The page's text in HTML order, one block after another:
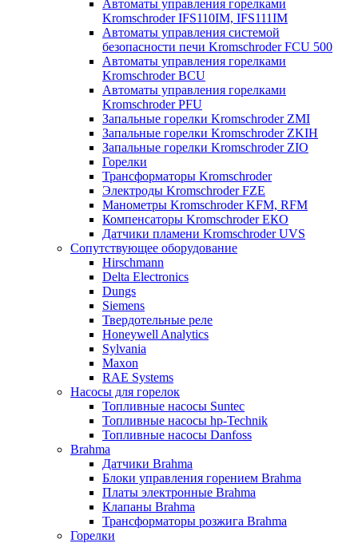
Автоматы управления горелками
Kromschroder IFS110IM, IFS111IM
Автоматы управления системой
безопасности печи Kromschroder FCU 500
Автоматы управления горелками
Kromschroder BCU
Автоматы управления горелками
Kromschroder PFU
Запальные горелки Kromschroder ZМI
Запальные горелки Kromschroder ZKIH
Запальные горелки Kromschroder ZIO
Горелки
Трансформаторы Kromschroder
Электроды Kromschroder FZE
Манометры Kromschroder KFM, RFM
Компенсаторы Kromschroder ЕКО
Датчики пламени Kromschroder UVS
Сопутствующее оборудование
Hirschmann
Delta Electronics
Dungs
Siemens
Твердотельные реле
Honeywell Analytics
Sylvania
Maxon
RAE Systems
Насосы для горелок
Топливные насосы Suntec
Топливные насосы hp-Technik
Топливные насосы Danfoss
Brahma
Датчики Brahma
Блоки управления горением Brahma
Платы электронные Brahma
Клапаны Brahma
Трансформаторы розжига Brahma
Горелки